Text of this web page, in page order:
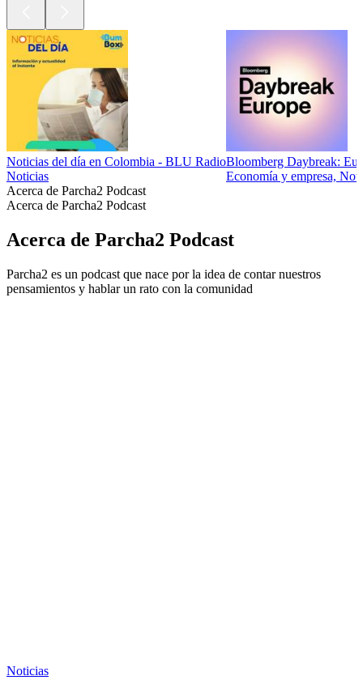
Noticias del día en Colombia - BLU Radio
Noticias
Bloomberg Daybreak:
Economía y empresa,
Acerca de Parcha2 Podcast
Acerca de Parcha2 Podcast
Acerca de Parcha2 Podcast
Parcha2 es un podcast que nace por la idea de contar nuestros
pensamientos y hablar un rato con la comunidad
Noticias